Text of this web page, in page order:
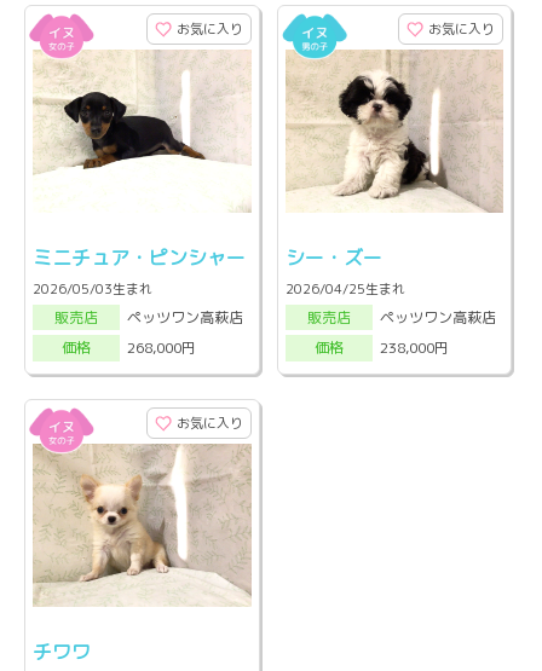
お気に入り
ミニチュア・ピンシャー
2026/05/03生まれ
販売店
ペッツワン高萩店
価格
268,000円
お気に入り
シー・ズー
2026/04/25生まれ
販売店
ペッツワン高萩店
価格
238,000円
お気に入り
チワワ